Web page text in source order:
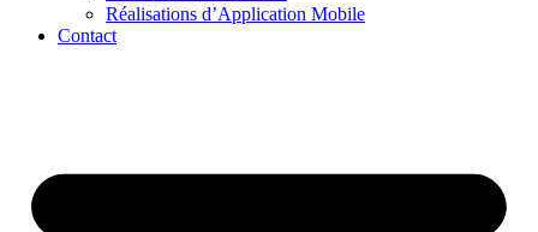
Réalisations d’Application Mobile
Contact